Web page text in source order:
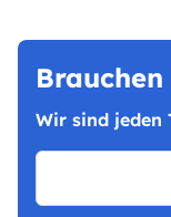
Wir sind jeden